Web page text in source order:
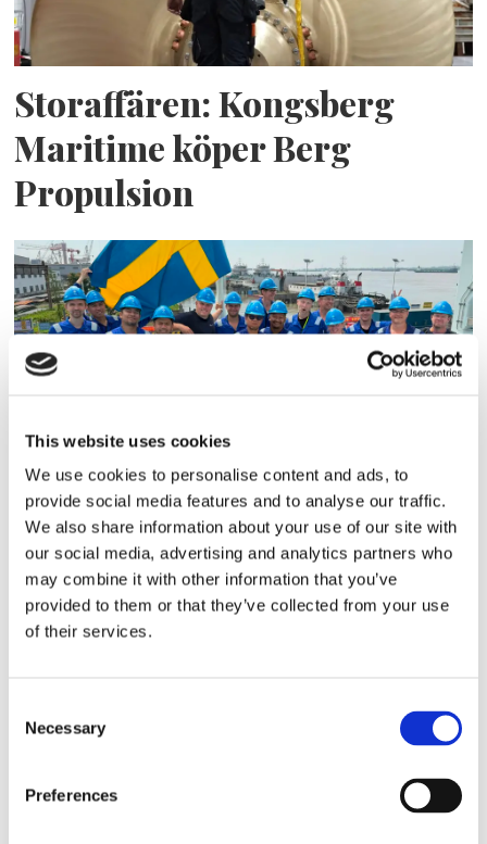
This website uses cookies
We use cookies to personalise content and ads, to
provide social media features and to analyse our traffic.
We also share information about your use of our site with
our social media, advertising and analytics partners who
may combine it with other information that you’ve
provided to them or that they’ve collected from your use
of their services.
Selection
Necessary
Preferences
Storaffären: Kongsberg
Maritime köper Berg
Propulsion
Sirius tar leverans av
nybygge